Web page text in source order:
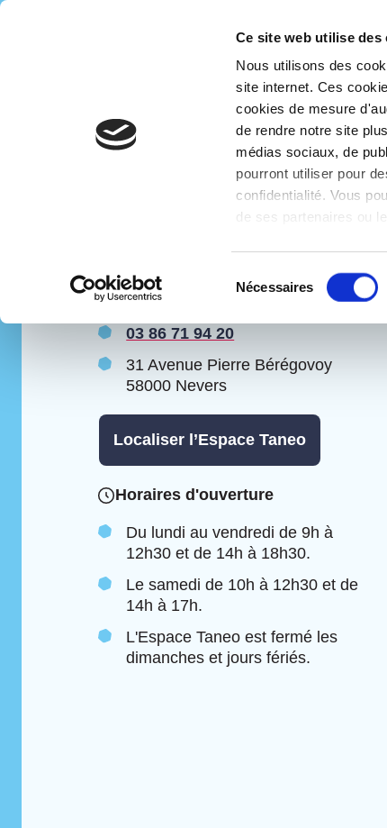
Ce site web utilise des
Nous utilisons des
site internet. Ces
cookies de mesure
de rendre notre site
médias sociaux, de
pourront utiliser pour
confidentialité. Vous
de ses partenaires ou
du
Nécessaires
Contact et partenaires Nous contacter
Contactez
l’Espace
Prendre contact
03 86 71 94 20
31 Avenue Pierre Bérégovoy
58000 Nevers
Localiser l’Espace Taneo
Horaires d'ouverture
Du lundi au vendredi de 9h à
12h30 et de 14h à 18h30.
Le samedi de 10h à 12h30 et de
14h à 17h.
L'Espace Taneo est fermé les
dimanches et jours fériés.